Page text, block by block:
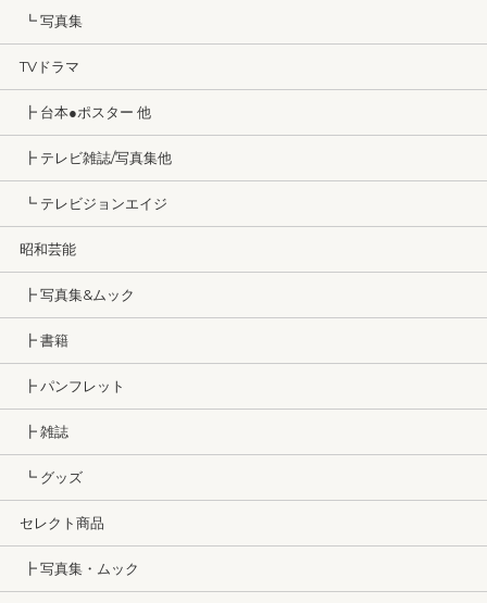
┗ 写真集
TVドラマ
┣ 台本●ポスター 他
┣ テレビ雑誌/写真集他
┗ テレビジョンエイジ
昭和芸能
┣ 写真集&ムック
┣ 書籍
┣ パンフレット
┣ 雑誌
┗ グッズ
セレクト商品
┣ 写真集・ムック